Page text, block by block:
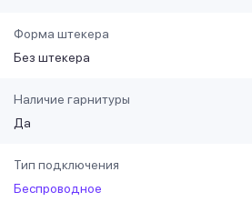
Форма штекера
Без штекера
Наличие гарнитуры
Да
Тип подключения
Беспроводное